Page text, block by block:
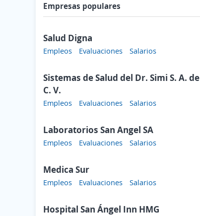
Empresas populares
Salud Digna
Empleos Evaluaciones Salarios
Sistemas de Salud del Dr. Simi S. A. de
C. V.
Empleos Evaluaciones Salarios
Laboratorios San Angel SA
Empleos Evaluaciones Salarios
Medica Sur
Empleos Evaluaciones Salarios
Hospital San Ángel Inn HMG